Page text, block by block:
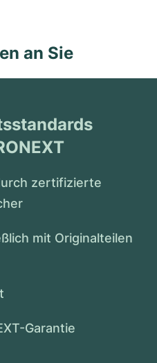
an Sie
zertifizierte
mit Originalteilen
Garantie